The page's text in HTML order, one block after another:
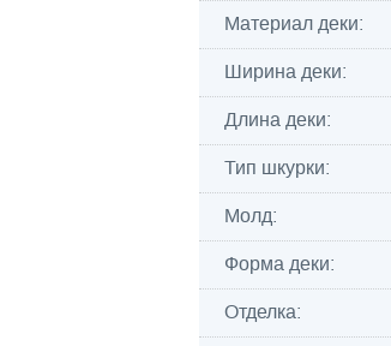
Материал деки:
Ширина деки:
Длина деки:
Тип шкурки:
Молд:
Форма деки:
Отделка: